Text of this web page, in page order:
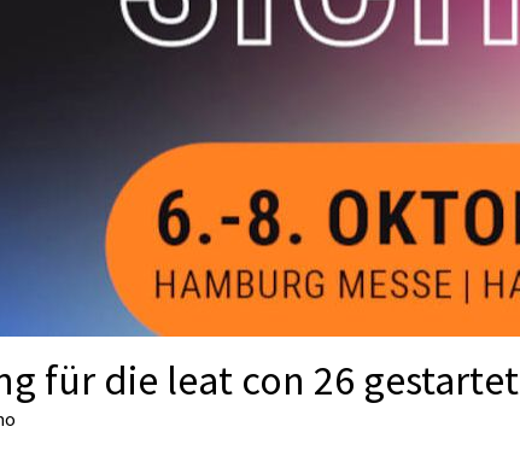
für die leat con 26 gestartet